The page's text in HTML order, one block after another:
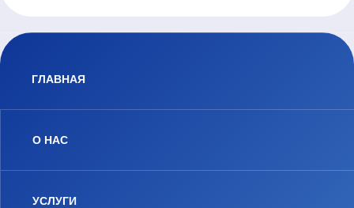
ГЛАВНАЯ
О НАС
УСЛУГИ